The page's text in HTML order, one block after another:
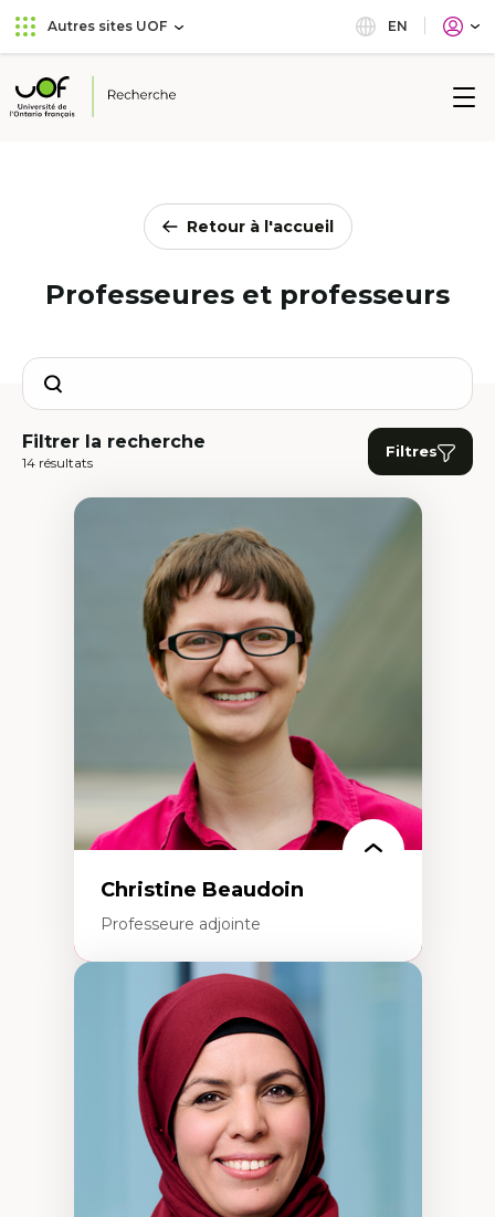
Aller
au
principal
Passer
au
Autres sites UOF EN
Université
Retour à l'accueil
Professeures et professeurs
Search
Filtrer la recherche
14 résultats
Filtres
Christine Beaudoin
Professeure adjointe
Expertises
Méthodes de recherche
Acteurs plus qu'humains
Approches socio-écologiques
Conservation de la biodiversité
Collaboration et méthodes participatives
Études des sciences
Relations humain-environnement
Transdisciplinarité